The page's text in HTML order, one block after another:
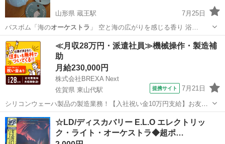
山形県 蔵王駅
7月25日
バスボム「海のオーケストラ 」 空と海の広がりを感じる香り 浴…
山形 山形市 蔵王駅 家庭用品 バスボム
≪月収28万円・派遣社員≫機械操作・製造補
助
月給230,000円
株式会社BREXA Next
佐賀県 東山代駅
提携サイト 7月21日
シリコンウェーハ製品の製造業務！【入社祝い金10万円支給】お友達
やカップルとの応募OK◎年間休日129日＆休出なしでプライベート充
実♪業務はクリーンルームで快適作業◎自社正社員登用制度あり★1食
300円～の格安食堂あり！《佐...
佐賀 伊万里市 東山代駅 その他
☆LD/ディスカバリー E.L.O エレクトリッ
ク・ライト・オーケストラ◆超ポ…